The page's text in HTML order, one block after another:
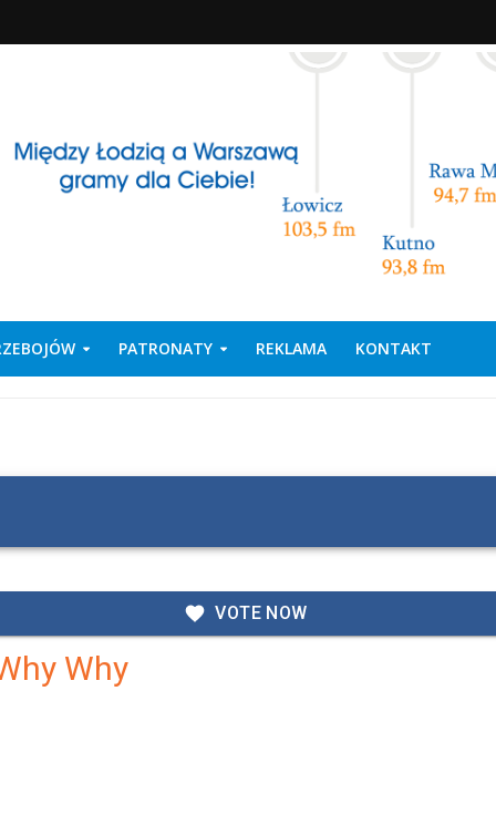
PATRONATY REKLAMA KONTAKT
VOTE NOW
Why